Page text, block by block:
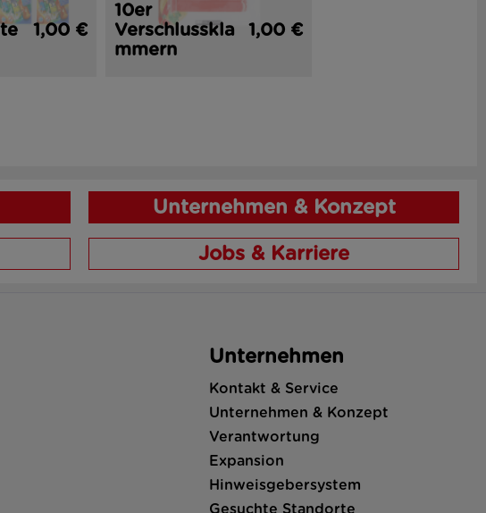
1,00 €
10er
Verschlusskla
mmern
1,00 €
Unternehmen & Konzept
Jobs & Karriere
Unternehmen
Kontakt & Service
Unternehmen & Konzept
Verantwortung
Expansion
Hinweisgebersystem
Gesuchte Standorte